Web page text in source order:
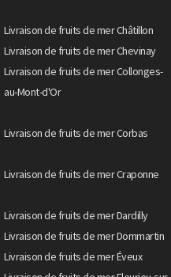
Livraison de fruits de mer Châtillon
Livraison de fruits de mer Chevinay
Livraison de fruits de mer Collonges-
au-Mont-d'Or
Livraison de fruits de mer Corbas
Livraison de fruits de mer Craponne
Livraison de fruits de mer Dardilly
Livraison de fruits de mer Dommartin
Livraison de fruits de mer Éveux